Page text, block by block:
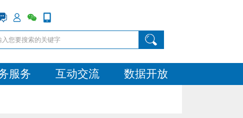
服务 互动交流 数据开放